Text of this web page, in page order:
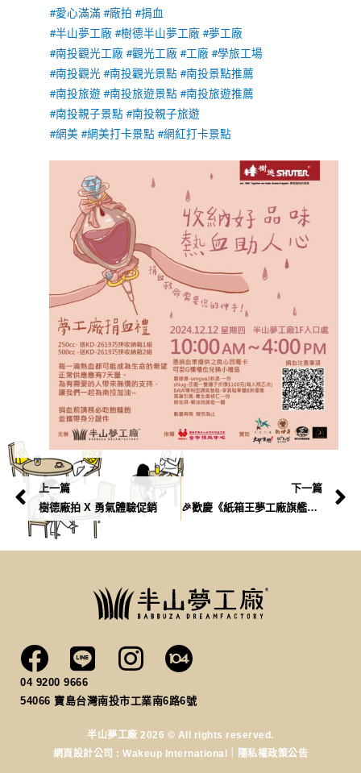
#愛心滿滿 #廠拍 #捐血
#半山夢工廠 #樹德半山夢工廠 #夢工廠
#南投觀光工廠 #觀光工廠 #工廠 #學旅工場
#南投觀光 #南投觀光景點#南投景點推薦
#南投旅遊#南投旅遊景點#南投旅遊推薦
#南投親子景點#南投親子旅遊
#網美 #網美打卡景點#網紅打卡景點
上一篇
樹德廠拍 X 勇氣體驗促銷
下一篇
🎉歡慶《紙箱王夢工廠旗艦店》盛大開幕！
04 9200 9666
54066 寶島台灣南投市工業南6路6號
半山夢工廠 2026 © All rights reserved.
網頁設計公司 : Wakeup International｜ 隱私權政策公告